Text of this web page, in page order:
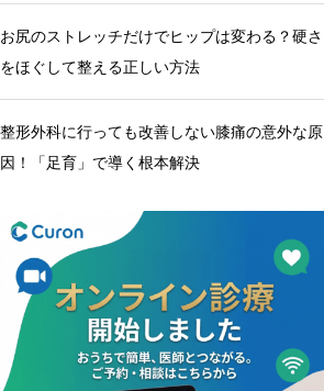
お尻のストレッチだけでヒップは変わる？硬さ
をほぐして整える正しい方法
整形外科に行っても改善しない膝痛の意外な原
因！「足育」で導く根本解決